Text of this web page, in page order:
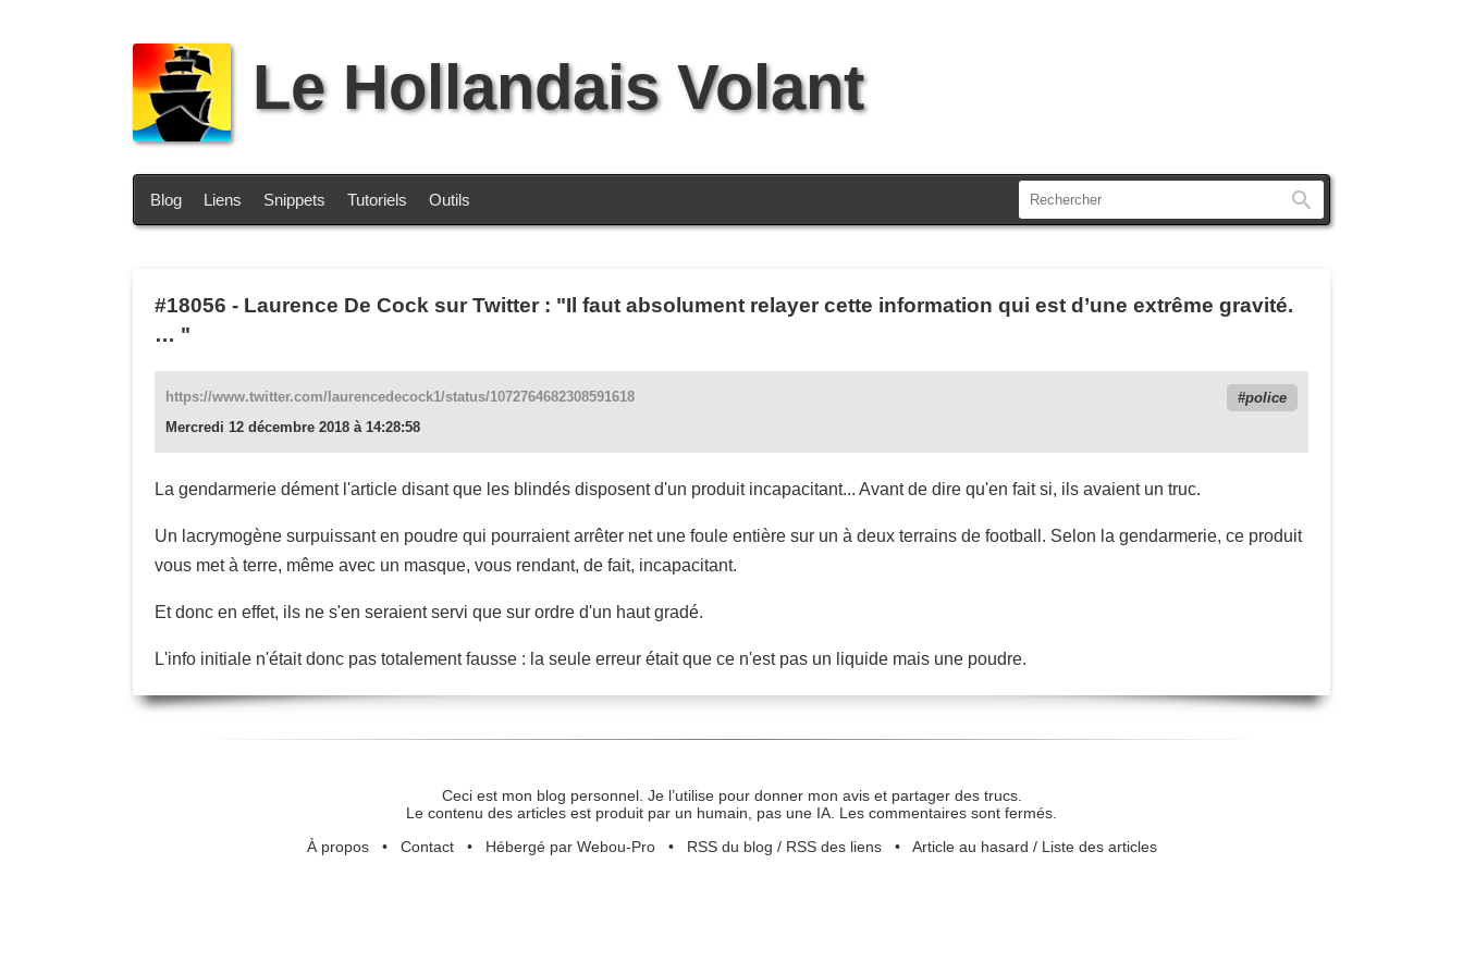
Le Hollandais Volant
Blog Liens Snippets Tutoriels Outils
#18056 - Laurence De Cock sur Twitter : "Il faut absolument relayer cette information qui est d’une extrême gravité.
… "
https://www.twitter.com/laurencedecock1/status/1072764682308591618
police
Mercredi 12 décembre 2018 à 14:28:58
La gendarmerie dément l'article disant que les blindés disposent d'un produit incapacitant... Avant de dire qu'en fait si, ils avaient un truc.
Un lacrymogène surpuissant en poudre qui pourraient arrêter net une foule entière sur un à deux terrains de football. Selon la gendarmerie, ce produit
vous met à terre, même avec un masque, vous rendant, de fait, incapacitant.
Et donc en effet, ils ne s'en seraient servi que sur ordre d'un haut gradé.
L'info initiale n'était donc pas totalement fausse : la seule erreur était que ce n'est pas un liquide mais une poudre.
Ceci est mon blog personnel. Je l’utilise pour donner mon avis et partager des trucs.
Le contenu des articles est produit par un humain, pas une IA. Les commentaires sont fermés.
À propos• Contact• Hébergé par Webou-Pro• RSS du blog / RSS des liens• Article au hasard / Liste des articles